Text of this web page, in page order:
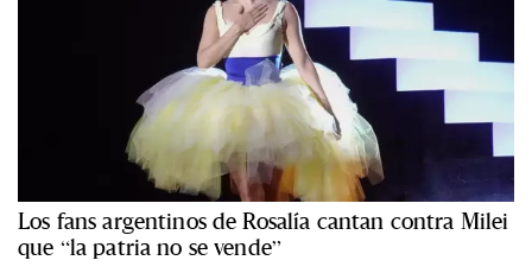
Los fans argentinos de Rosalía cantan contra Milei
que “la patria no se vende”